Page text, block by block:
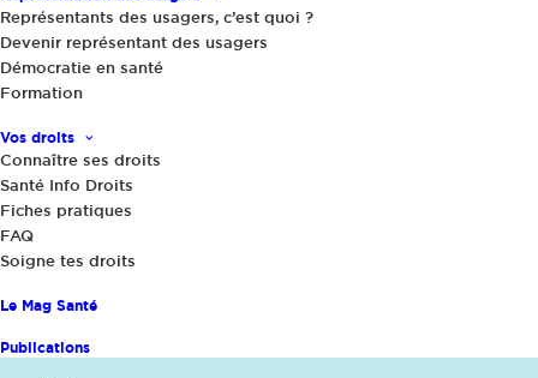
Représentants des usagers, c’est quoi ?
Devenir représentant des usagers
Démocratie en santé
Formation
Vos droits
Connaître ses droits
Santé Info Droits
Fiches pratiques
FAQ
Soigne tes droits
Le Mag Santé
Publications
entretien croisé avec deux d’entre eux
Depuis le 8 janvier, France Assos Santé met en
avant les représentants des usagers, via une
nouvelle campagne de communication, qui
s’affiche jusqu’au 12 janvier dans la presse
quotidienne régionale et jusqu’au 15 janvier
Paris/Ile de France. Objectif : mieux faire
connaître au grand public celles et ceux que
l’on surnomme aussi les RU.